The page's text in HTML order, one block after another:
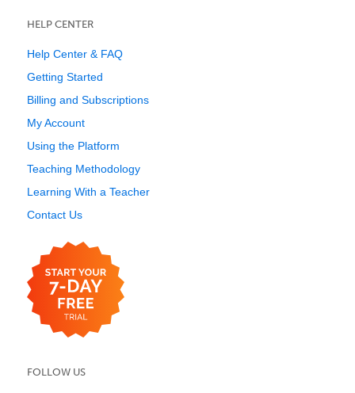
HELP CENTER
Help Center & FAQ
Getting Started
Billing and Subscriptions
My Account
Using the Platform
Teaching Methodology
Learning With a Teacher
Contact Us
FOLLOW US